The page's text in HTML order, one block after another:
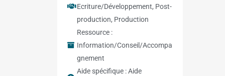
Ecriture/Développement, Post-
production, Production
Ressource :
Information/Conseil/Accompa
gnement
Aide spécifique :Aide